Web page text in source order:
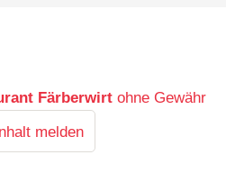
Färberwirt ohne Gewähr
melden